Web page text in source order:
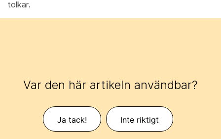
tolkar.
Var den här artikeln användbar?
Ja tack! Inte riktigt